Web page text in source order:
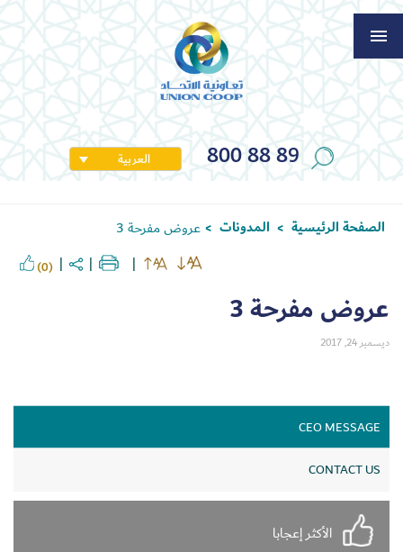
800 88 89 العربية
الصفحة الرئيسية > المدونات > عروض مفرحة 3
(0)
عروض مفرحة 3
ديسمبر 24, 2017
CEO MESSAGE
CONTACT US
الأكثر إعجابا